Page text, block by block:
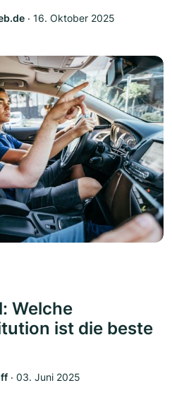
‧ 16. Oktober 2025
Welche
ist die beste
‧ 03. Juni 2025